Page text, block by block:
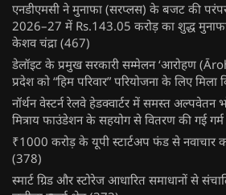
एनडीएमसी ने मुनाफा (सरप्लस) के बजट की परंपरा
2026–27 में Rs.143.05 करोड़ का शुद्ध मुनाफा
केशव चंद्रा (467)
डेलॉइट के प्रमुख सरकारी सम्मेलन ‘आरोहण
प्रदेश को “हिम परिवार” परियोजना के लिए मिला
नॉर्थन वेस्टर्न रेलवे हेडक्वार्टर में समस्त अल्पवेतन
मित्राय फाउंडेशन के सहयोग से वितरण की गई गर्म
₹1000 करोड़ के यूपी स्टार्टअप फंड से नवाचार
(378)
स्मार्ट ग्रिड और स्टोरेज आधारित समाधानों से